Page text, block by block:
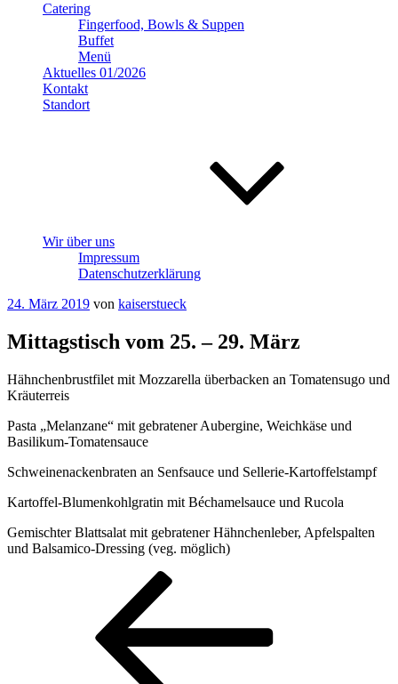
Catering
Fingerfood, Bowls & Suppen
Buffet
Menü
Aktuelles 01/2026
Kontakt
Standort
Wir über uns
Impressum
Datenschutzerklärung
Veröffentlicht
24. März 2019 von kaiserstueck
Mittagstisch vom 25. – 29. März
Hähnchenbrustfilet mit Mozzarella überbacken an Tomatensugo und
Kräuterreis
Pasta „Melanzane“ mit gebratener Aubergine, Weichkäse und
Basilikum-Tomatensauce
Schweinenackenbraten an Senfsauce und Sellerie-Kartoffelstampf
Kartoffel-Blumenkohlgratin mit Béchamelsauce und Rucola
Gemischter Blattsalat mit gebratener Hähnchenleber, Apfelspalten
und Balsamico-Dressing (veg. möglich)
Beitragsnavigation